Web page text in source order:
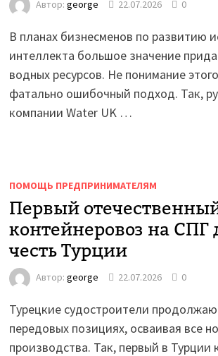
Автор: george 22.07.2026 0
В планах бизнесменов по развитию
интеллекта большое значение
водных ресурсов. Не понимание
фатально ошибочный подход. Так,
компании Water UK …
ПОМОЩЬ ПРЕДПРИНИМАТЕЛЯМ
Первый
контейнеровоз на СПГ
честь Турции
Автор: george 22.07.2026 0
Турецкие судостроители
передовых позициях, осваивая все
производства. Так, первый в Турции